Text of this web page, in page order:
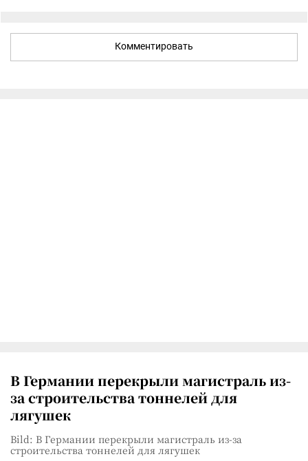
Комментировать
В Германии перекрыли магистраль из-
за строительства тоннелей для
лягушек
Bild: В Германии перекрыли магистраль из-за
строительства тоннелей для лягушек